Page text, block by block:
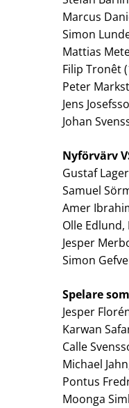
Marcus
Simon
Mattias
Filip Tronêt
Peter
Jens
Johan
Nyförvärv
Gustaf
Samuel
Amer
Olle
Jesper
Simon
Spelare
Jesper
Karwan
Calle
Michael
Pontus
Moonga